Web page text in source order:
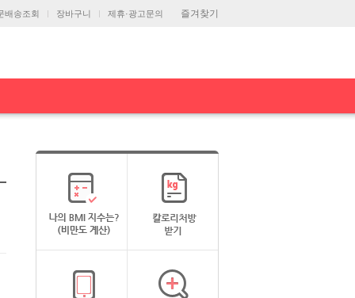
즐겨찾기
배송조회 장바구니 제휴·광고문의